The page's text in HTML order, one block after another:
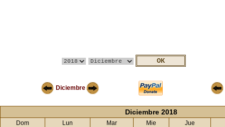
Diciembre
Diciembre 2018
Dom Lun Mar Mie Jue